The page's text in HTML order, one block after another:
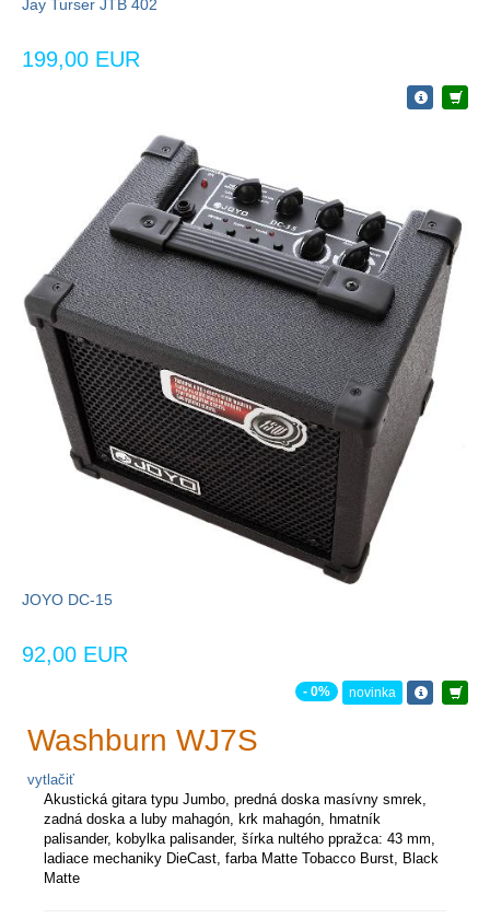
Jay Turser JTB 402
199,00 EUR
JOYO DC-15
92,00 EUR
- 0% novinka
Washburn WJ7S
vytlačiť
Akustická gitara typu Jumbo, predná doska masívny smrek,
zadná doska a luby mahagón, krk mahagón, hmatník
palisander, kobylka palisander, šírka nultého ppražca: 43 mm,
ladiace mechaniky DieCast, farba Matte Tobacco Burst, Black
Matte